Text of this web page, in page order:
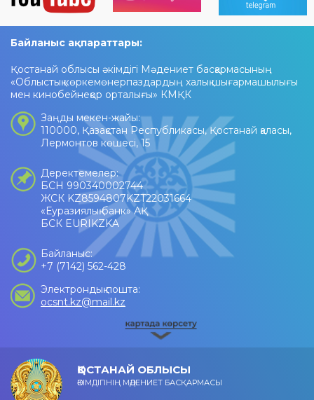
Байланыс ақпараттары:
Қостанай облысы әкімдігі Мәдениет басқармасының
«Облыстық көркемөнерпаздардың халық шығармашылығы
мен кинобейнеқор орталығы» КМҚК
Заңды мекен-жайы:
110000, Қазақстан Республикасы, Қостанай қаласы,
Лермонтов көшесі, 15
Деректемелер:
БСН 990340002744
ЖСК KZ8594807KZT22031664
«Еуразиялық банк» АҚ
БСК EURIKZKA
Байланыс:
+7 (7142) 562-428
Электрондық пошта:
ocsnt.kz@mail.kz
ҚОСТАНАЙ ОБЛЫСЫ
ӘКІМДІГІНІҢ МӘДЕНИЕТ БАСҚАРМАСЫ